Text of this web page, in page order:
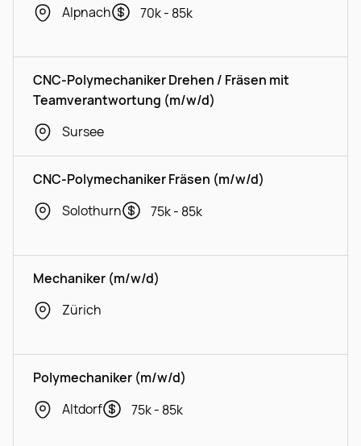
Alpnach
70k - 85k
CNC-Polymechaniker Drehen / Fräsen mit
Teamverantwortung (m/w/d)
Sursee
CNC-Polymechaniker Fräsen (m/w/d)
Solothurn
75k - 85k
Mechaniker (m/w/d)
Zürich
Polymechaniker (m/w/d)
Altdorf
75k - 85k